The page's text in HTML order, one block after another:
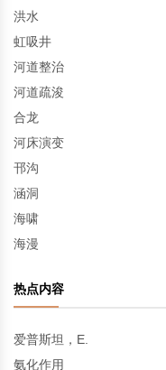
洪水
虹吸井
河道整治
河道疏浚
合龙
河床演变
邗沟
涵洞
海啸
海漫
热点内容
爱普斯坦，E.
氨化作用